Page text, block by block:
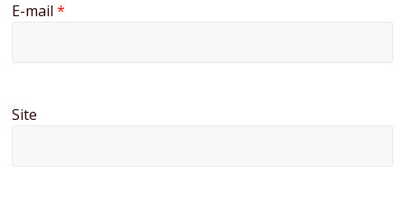
E-mail*
Site